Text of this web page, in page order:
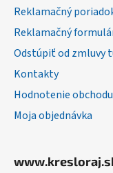
Reklamačný
Reklamačný
Odstúpiť od zmluvy
Kontakty
Hodnotenie obchodu
Moja objednávka